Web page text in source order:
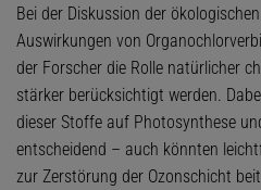
Bei der Diskussion der
Auswirkungen von
der Forscher die Rolle natürlicher
stärker berücksichtigt werden.
dieser Stoffe auf Photosynthese
entscheidend – auch könnten
zur Zerstörung der Ozonschicht